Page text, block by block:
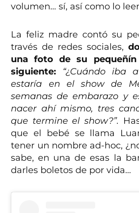
volumen… sí, así como lo
La feliz madre contó su
través de redes sociales,
una foto de su
siguiente:
“¿Cuándo iba
estaría en el show de
semanas de embarazo y
nacer ahí mismo, tres
que termine el show?”.
que el bebé se llama
tener un nombre ad-hoc,
sabe, en una de esas la
darles boletos de por vida…